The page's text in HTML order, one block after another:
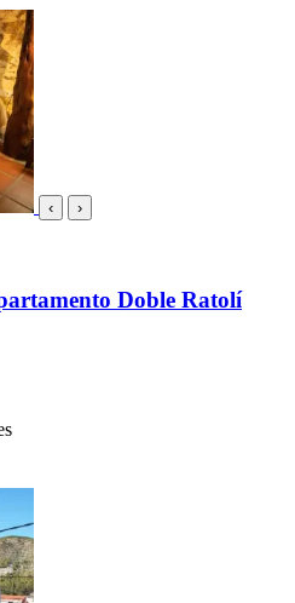
‹ ›
Doble Ratolí